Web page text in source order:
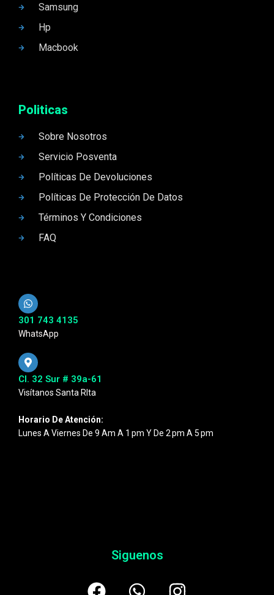
Samsung
Hp
Macbook
Politicas
Sobre Nosotros
Servicio Posventa
Políticas De Devoluciones
Políticas De Protección De Datos
Términos Y Condiciones
FAQ
301 743 4135
WhatsApp
Cl. 32 Sur # 39a-61
Visítanos Santa RIta
Horario De Atención:
Lunes A Viernes De 9 Am A 1 Pm Y De 2 Pm A 5 Pm
Siguenos